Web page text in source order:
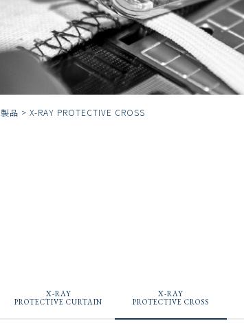
製品 > X-RAY PROTECTIVE CROSS
X-RAY
PROTECTIVE CURTAIN
X-RAY
PROTECTIVE CROSS